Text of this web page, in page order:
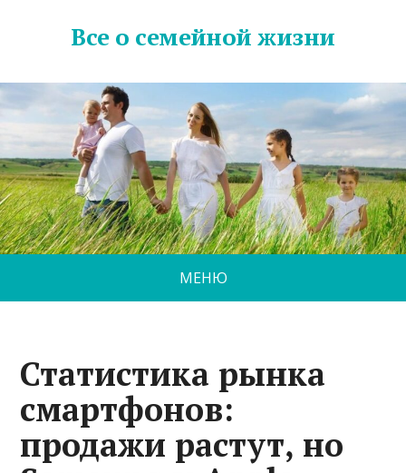
Все о семейной жизни
МЕНЮ
Статистика рынка
смартфонов:
продажи растут, но